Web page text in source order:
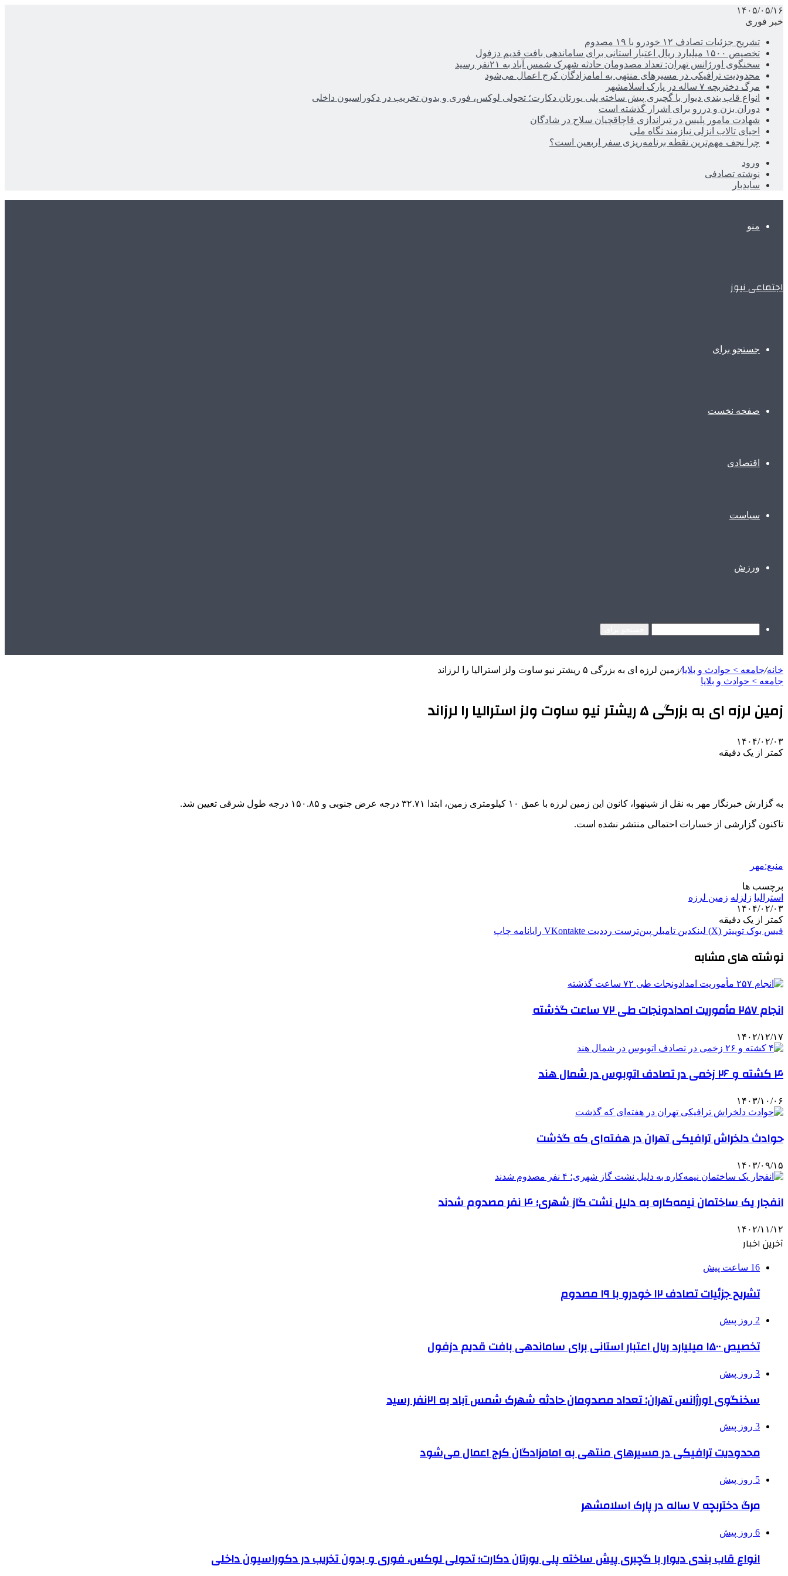
۱۴۰۵/۰۵/۱۶
خبر فوری
تشریح جزئیات تصادف ۱۲ خودرو با ۱۹ مصدوم
تخصیص ۱۵۰۰ میلیارد ریال اعتبار استانی برای ساماندهی بافت قدیم دزفول
سخنگوی اورژانس تهران: تعداد مصدومان حادثه شهرک شمس آباد به ۲۱نفر رسید
محدودیت ترافیکی در مسیرهای منتهی به امامزادگان کرج اعمال می‌شود
مرگ دختربچه ۷ ساله در پارک اسلامشهر
انواع قاب بندی دیوار با گچبری پیش ساخته پلی یورتان دکارت؛ تحولی لوکس، فوری و بدون تخریب در دکوراسیون داخلی
دوران بزن و دررو برای اشرار گذشته است
شهادت مامور پلیس در تیراندازی قاچاقچیان سلاح در شادگان
احیای تالاب انزلی نیازمند نگاه ملی
چرا نجف مهم‌ترین نقطه برنامه‌ریزی سفر اربعین است؟
ورود
نوشته تصادفی
سایدبار
منو
اجتماعی نیوز
جستجو برای
صفحه نخست
اقتصادی
سیاست
ورزش
خانه/جامعه > حوادث و بلایا/زمین لرزه ای به بزرگی ۵ ریشتر نیو ساوت ولز استرالیا را لرزاند
جامعه > حوادث و بلایا
زمین لرزه ای به بزرگی ۵ ریشتر نیو ساوت ولز استرالیا را لرزاند
۱۴۰۴/۰۲/۰۳
کمتر از یک دقیقه
به گزارش خبرنگار مهر به نقل از شینهوا ، کانون این زمین لرزه با عمق ۱۰ کیلومتری زمین، ابتدا ۳۲.۷۱ درجه عرض جنوبی و ۱۵۰.۸۵ درجه طول شرقی تعیین شد.
تاکنون گزارشی از خسارات احتمالی منتشر نشده است.
منبع:مهر
برچسب ها
استرالیا زلزله زمین لرزه
۱۴۰۴/۰۲/۰۳
کمتر از یک دقیقه
فیس بوک توییتر (X) لینکدین ‫تامبلر ‫پین‌ترست ‫رددیت ‫VKontakte رایانامه چاپ
نوشته های مشابه
انجام ۲۵۷ مأموریت امدادونجات طی ۷۲ ساعت گذشته
۱۴۰۲/۱۲/۱۷
۴ کشته و ۲۶ زخمی در تصادف اتوبوس در شمال هند
۱۴۰۳/۱۰/۰۶
حوادث دلخراش ترافیکی تهران در هفته‌ای که گذشت
۱۴۰۳/۰۹/۱۵
انفجار یک ساختمان نیمه‌کاره به دلیل نشت گاز شهری؛ ۴ نفر مصدوم شدند
۱۴۰۲/۱۱/۱۲
آخرین اخبار
16 ساعت پیش
تشریح جزئیات تصادف ۱۲ خودرو با ۱۹ مصدوم
2 روز پیش
تخصیص ۱۵۰۰ میلیارد ریال اعتبار استانی برای ساماندهی بافت قدیم دزفول
3 روز پیش
سخنگوی اورژانس تهران: تعداد مصدومان حادثه شهرک شمس آباد به ۲۱نفر رسید
3 روز پیش
محدودیت ترافیکی در مسیرهای منتهی به امامزادگان کرج اعمال می‌شود
5 روز پیش
مرگ دختربچه ۷ ساله در پارک اسلامشهر
6 روز پیش
انواع قاب بندی دیوار با گچبری پیش ساخته پلی یورتان دکارت؛ تحولی لوکس، فوری و بدون تخریب در دکوراسیون داخلی